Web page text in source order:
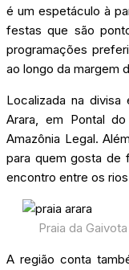
é um espetáculo à
festas que são
programações
ao longo da margem
Localizada na
Arara, em Pontal
Amazônia Legal.
para quem gosta de
encontro entre os
Praia da
A região conta